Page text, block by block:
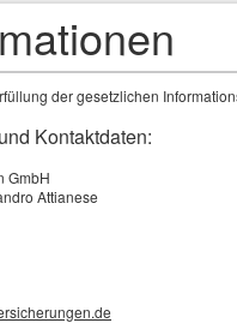
der gesetzlichen
Kontaktdaten:
GmbH
Attianese